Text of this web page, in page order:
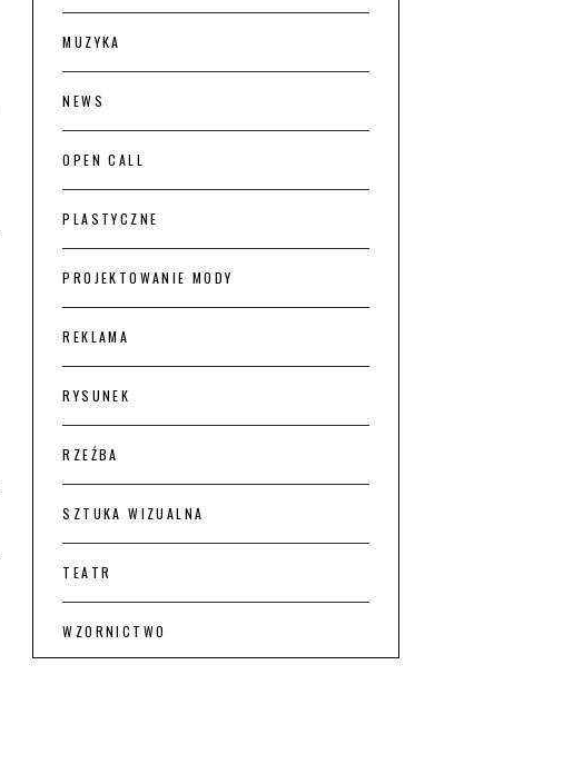
MUZYKA
NEWS
OPEN CALL
PLASTYCZNE
PROJEKTOWANIE MODY
REKLAMA
RYSUNEK
RZEŹBA
SZTUKA WIZUALNA
TEATR
WZORNICTWO